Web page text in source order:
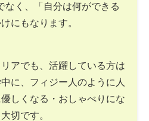
なく、「自分は何ができる
にもなります。
アでも、活躍している方は
に、フィジー人のように人
しくなる・おしゃべりにな
切です。